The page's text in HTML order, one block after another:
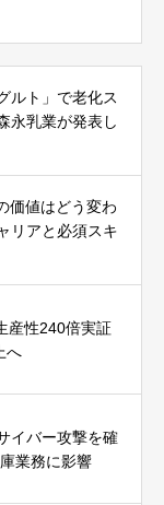
ルト」で老化ス
永乳業が発表し
価値はどう変わ
リアと必須スキ
産性240倍実証
へ
イバー攻撃を確
業務に影響